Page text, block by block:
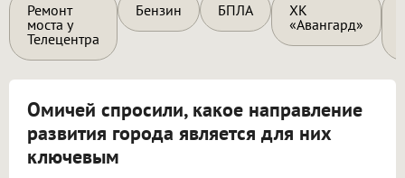
Ремонт
моста у
Телецентра
Бензин БПЛА
ХК
«Авангард»
Омичей спросили, какое направление
развития города является для них
ключевым